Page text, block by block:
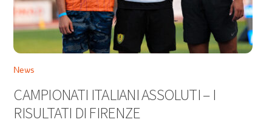
News
CAMPIONATI ITALIANI ASSOLUTI – I
RISULTATI DI FIRENZE